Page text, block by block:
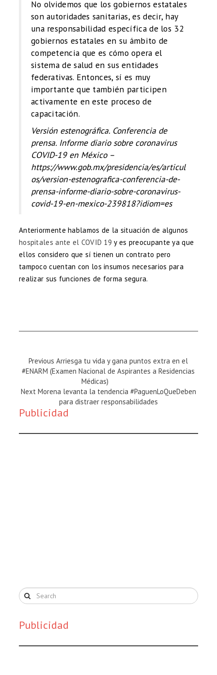
No olvidemos que los gobiernos estatales
son autoridades sanitarias, es decir, hay
una responsabilidad específica de los 32
gobiernos estatales en su ámbito de
competencia que es cómo opera el
sistema de salud en sus entidades
federativas. Entonces, sí es muy
importante que también participen
activamente en este proceso de
capacitación.
Versión estenográfica. Conferencia de
prensa. Informe diario sobre coronavirus
COVID-19 en México –
https://www.gob.mx/presidencia/es/articul
os/version-estenografica-conferencia-de-
prensa-informe-diario-sobre-coronavirus-
covid-19-en-mexico-239818?idiom=es
Anteriormente hablamos de la situación de algunos
hospitales ante el COVID 19 y es preocupante ya que
ellos considero que sí tienen un contrato pero
tampoco cuentan con los insumos necesarios para
realizar sus funciones de forma segura.
Previous
Magazine
Previous Arriesga tu vida y gana puntos extra en el
#ENARM (Examen Nacional de Aspirantes a Residencias
Médicas)
Next
:
Next Morena levanta la tendencia #PaguenLoQueDeben
para distraer responsabilidades
Publicidad
Publicidad